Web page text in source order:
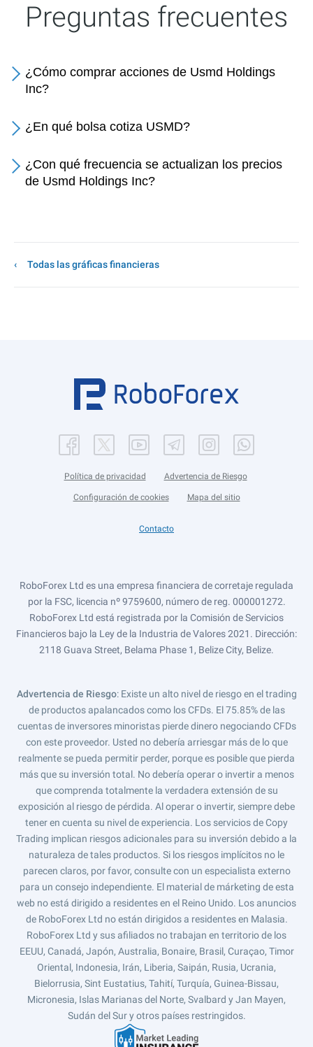
Preguntas frecuentes
¿Cómo comprar acciones de Usmd Holdings
Inc?
¿En qué bolsa cotiza USMD?
¿Con qué frecuencia se actualizan los precios
de Usmd Holdings Inc?
Todas las gráficas financieras
Política de privacidad Advertencia de Riesgo
Configuración de cookies Mapa del sitio
Contacto
RoboForex Ltd es una empresa financiera de corretaje regulada
por la FSC, licencia nº 9759600, número de reg. 000001272.
RoboForex Ltd está registrada por la Comisión de Servicios
Financieros bajo la Ley de la Industria de Valores 2021. Dirección:
2118 Guava Street, Belama Phase 1, Belize City, Belize.
Advertencia de Riesgo: Existe un alto nivel de riesgo en el trading
de productos apalancados como los CFDs. El 75.85% de las
cuentas de inversores minoristas pierde dinero negociando CFDs
con este proveedor. Usted no debería arriesgar más de lo que
realmente se pueda permitir perder, porque es posible que pierda
más que su inversión total. No debería operar o invertir a menos
que comprenda totalmente la verdadera extensión de su
exposición al riesgo de pérdida. Al operar o invertir, siempre debe
tener en cuenta su nivel de experiencia. Los servicios de Copy
Trading implican riesgos adicionales para su inversión debido a la
naturaleza de tales productos. Si los riesgos implícitos no le
parecen claros, por favor, consulte con un especialista externo
para un consejo independiente. El material de márketing de esta
web no está dirigido a residentes en el Reino Unido. Los anuncios
de RoboForex Ltd no están dirigidos a residentes en Malasia.
RoboForex Ltd y sus afiliados no trabajan en territorio de los
EEUU, Canadá, Japón, Australia, Bonaire, Brasil, Curaçao, Timor
Oriental, Indonesia, Irán, Liberia, Saipán, Rusia, Ucrania,
Bielorrusia, Sint Eustatius, Tahití, Turquía, Guinea-Bissau,
Micronesia, Islas Marianas del Norte, Svalbard y Jan Mayen,
Sudán del Sur y otros países restringidos.